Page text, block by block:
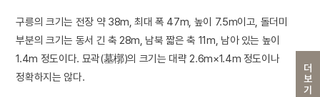
더보기
구릉의 크기는 전장 약 38m, 최대 폭 47m, 높이 7.5m이고, 돌더미
부분의 크기는 동서 긴 축 28m, 남북 짧은 축 11m, 남아 있는 높이
1.4m 정도이다. 묘곽(墓槨)의 크기는 대략 2.6m×1.4m 정도이나
정확하지는 않다.